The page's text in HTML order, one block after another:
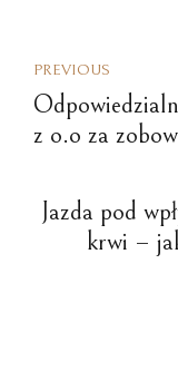
PREVIOUS
z o.o za
Jazda pod
krwi –